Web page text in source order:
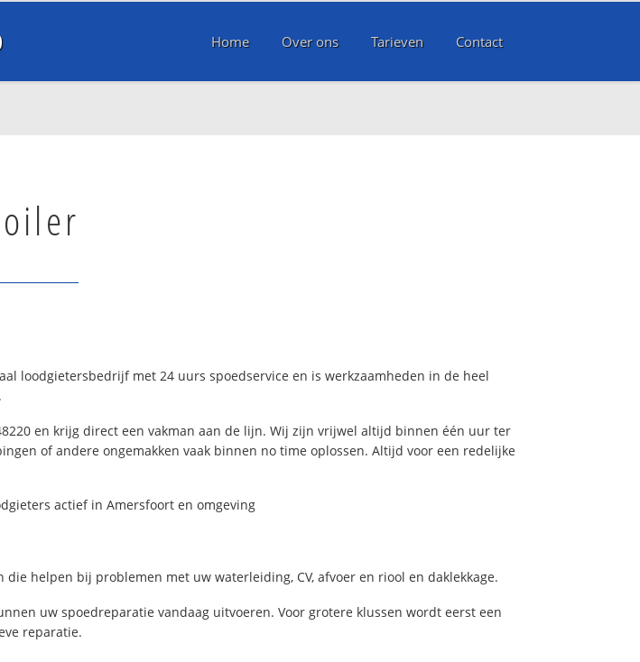
Home Over ons Tarieven Contact
loodgietersbedrijf met 24 uurs spoedservice en is werkzaamheden in de heel
en krijg direct een vakman aan de lijn. Wij zijn vrijwel altijd binnen één uur ter
of andere ongemakken vaak binnen no time oplossen. Altijd voor een redelijke
actief in Amersfoort en omgeving
helpen bij problemen met uw waterleiding, CV, afvoer en riool en daklekkage.
uw spoedreparatie vandaag uitvoeren. Voor grotere klussen wordt eerst een
reparatie.